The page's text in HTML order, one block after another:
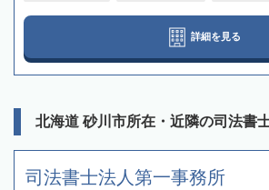
詳細を見る
北海道 砂川市所在・近隣の司法書
司法書士法人第一事務所